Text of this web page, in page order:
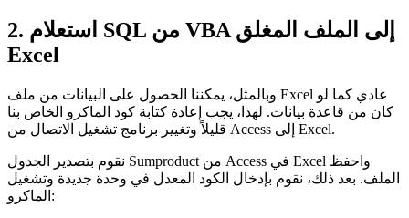
2. استعلام SQL من VBA إلى الملف المغلق
Excel
وبالمثل، يمكننا الحصول على البيانات من ملف Excel عادي كما لو
كان من قاعدة بيانات. لهذا، يجب إعادة كتابة كود الماكرو الخاص بنا
قليلاً وتغيير برنامج تشغيل الاتصال من Access إلى Excel.
Sumproduct
الملف. بعد ذلك، نقوم بإدخال الكود المعدل في وحدة جديدة وتشغيل
الماكرو: